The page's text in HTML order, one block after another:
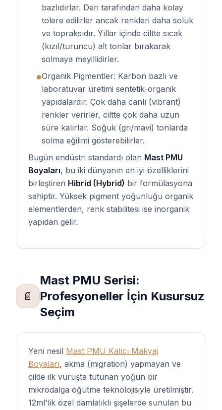
bazlıdırlar. Deri tarafından daha kolay
tolere edilirler ancak renkleri daha soluk
ve topraksıdır. Yıllar içinde ciltte sıcak
(kızıl/turuncu) alt tonlar bırakarak
solmaya meyillidirler.
●Organik Pigmentler: Karbon bazlı ve
laboratuvar üretimi sentetik-organik
yapıdalardır. Çok daha canlı (vibrant)
renkler verirler, ciltte çok daha uzun
süre kalırlar. Soğuk (gri/mavi) tonlarda
solma eğilimi gösterebilirler.
Bugün endüstri standardı olan Mast PMU
Boyaları, bu iki dünyanın en iyi özelliklerini
birleştiren Hibrid (Hybrid) bir formülasyona
sahiptir. Yüksek pigment yoğunluğu organik
elementlerden, renk stabilitesi ise inorganik
yapıdan gelir.
📄
Mast PMU Serisi:
Profesyoneller İçin Kusursuz
Seçim
Yeni nesil Mast PMU Kalıcı Makyaj
Boyaları, akma (migration) yapmayan ve
cilde ilk vuruşta tutunan yoğun bir
mikrodalga öğütme teknolojisiyle üretilmiştir.
12ml'lik özel damlalıklı şişelerde sunulan bu